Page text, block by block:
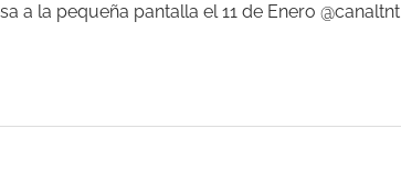
a la pequeña pantalla el 11 de Enero @canaltnt